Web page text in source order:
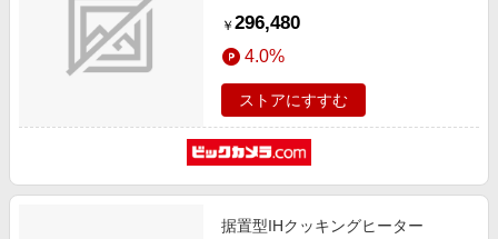
家電・PC・スマホ・カメラ
スポーツ・アウトドア・ゴルフ
旅行・レジャー・ホテル予約
楽天ペイ導入ストア
楽天サービス特集
わくわく夏特集
とことん買い物チャレンジ
￥ 296,480
4.0%
ストアにすすむ
据置型IHクッキングヒーター